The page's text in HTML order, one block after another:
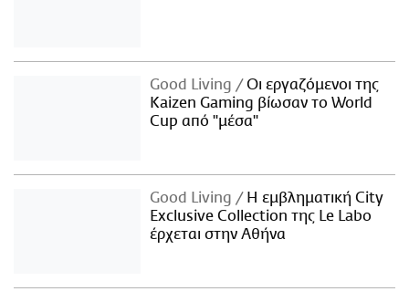
Good Living
Οι εργαζόμενοι της
Kaizen Gaming βίωσαν το World
Cup από "μέσα"
Good Living
Η εμβληματική City
Exclusive Collection της Le Labo
έρχεται στην Αθήνα